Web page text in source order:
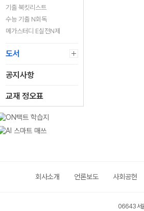
기출 북킷리스트
수능 기출 N회독
메가스터디 E실전N제
도서
공지사항
교재 정오표
회사소개 언론보도 사회공헌
06643 서